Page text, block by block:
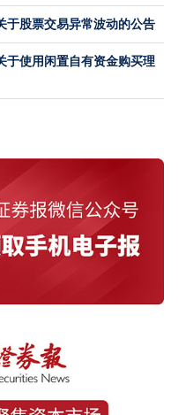
于股票交易异常波动的公告
于使用闲置自有资金购买理